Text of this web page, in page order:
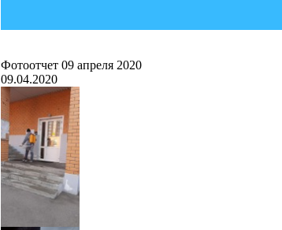
Фотоотчет 09 апреля 2020
09.04.2020